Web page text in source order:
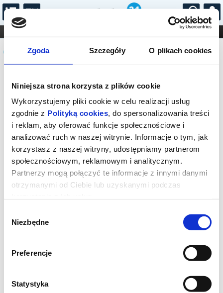
Zgoda Szczegóły O plikach cookies
Niniejsza strona korzysta z plików cookie
Wykorzystujemy pliki cookie w celu realizacji usług
zgodnie z Polityką cookies, do spersonalizowania treści
i reklam, aby oferować funkcje społecznościowe i
analizować ruch w naszej witrynie. Informacje o tym, jak
korzystasz z naszej witryny, udostępniamy partnerom
społecznościowym, reklamowym i analitycznym.
Partnerzy mogą połączyć te informacje z innymi danymi
otrzymanymi od Ciebie lub uzyskanymi podczas
zgody
Niezbędne
Preferencje
Statystyka
...
FILHARMONIA OPERA I BALET
STAND-UP
DLA DZIECI
Komunikat
Sprzedaż biletów on-line na wydarzenie
została zakończona.